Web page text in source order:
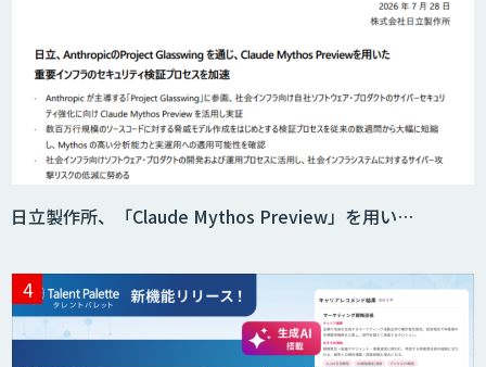
日立製作所、「Claude Mythos Preview」を用い…